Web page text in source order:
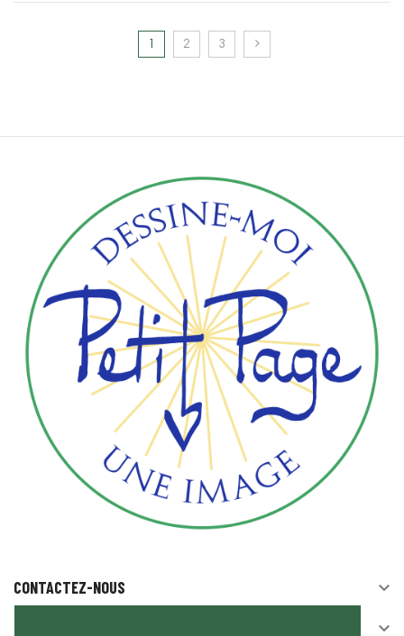
1 2 3
CONTACTEZ-NOUS 
